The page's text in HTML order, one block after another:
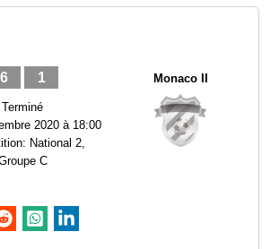
6 1
Terminé
2020 à 18:00
National 2,
C
Monaco II